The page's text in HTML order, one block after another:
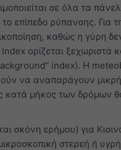
σε όλα τα
επίπεδο ρύπανσης. Για
καθώς η γύρη
ορίζεται ξεχωριστά
index). Η
να αναπαράγουν
κατά μήκος των δρόμων
σκόνη ερήμου) για
στερεή ή